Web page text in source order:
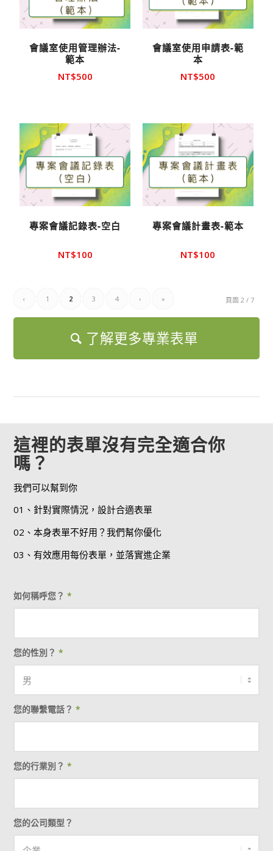
會議室使用管理辦法-
範本
NT$500
會議室使用申請表-範
本
NT$500
專案會議記錄表-空白
NT$100
專案會議計畫表-範本
NT$100
頁面 2 / 7
‹ 1 2 3 4 › »
了解更多專業表單
這裡的表單沒有完全適合你
嗎？
我們可以幫到你
01、針對實際情況，設計合適表單
02、本身表單不好用？我們幫你優化
03、有效應用每份表單，並落實進企業
如何稱呼您？*
您的性別？*
您的聯繫電話？*
您的行業別？*
您的公司類型？